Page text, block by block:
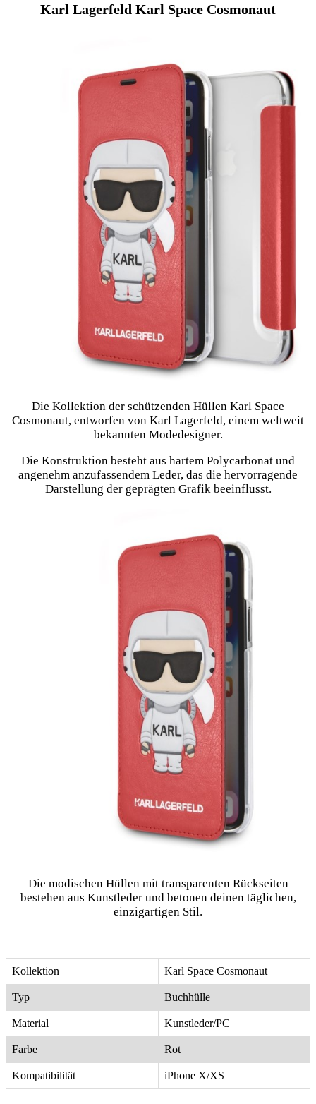
Karl Lagerfeld Karl Space Cosmonaut
Die Kollektion der schützenden Hüllen Karl Space
Cosmonaut, entworfen von Karl Lagerfeld, einem weltweit
bekannten Modedesigner.
Die Konstruktion besteht aus hartem Polycarbonat und
angenehm anzufassendem Leder, das die hervorragende
Darstellung der geprägten Grafik beeinflusst.
Die modischen Hüllen mit transparenten Rückseiten
bestehen aus Kunstleder und betonen deinen täglichen,
einzigartigen Stil.
Kollektion Karl Space Cosmonaut
Typ Buchhülle
Material Kunstleder/PC
Farbe Rot
Kompatibilität iPhone X/XS